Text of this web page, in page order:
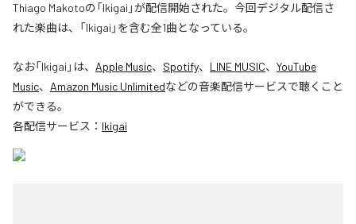
Thiago Makotoの「Ikigai」が配信開始された。今回デジタル配信さ
れた楽曲は、「Ikigai」を含む全1曲となっている。
なお「Ikigai 」は、 Apple Music、 Spotify、 LINE MUSIC、 YouTube
Music、 Amazon Music Unlimitedなどの音楽配信サービスで聴くこと
ができる。
各配信サービス： Ikigai